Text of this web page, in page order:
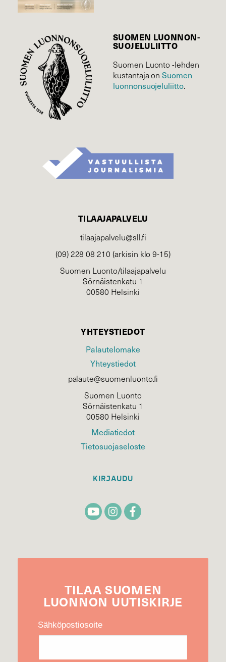
SUOMEN LUONNON­
SUOJELU­LIITTO
Suomen Luonto -lehden
kustantaja onSuomen
luonnonsuojelu­liitto.
TILAAJAPALVELU
tilaajapalvelu@sll.fi
(09) 228 08 210 (arkisin klo 9-15)
Suomen Luonto/tilaajapalvelu
Sörnäistenkatu 1
00580 Helsinki
YHTEYSTIEDOT
Palautelomake
Yhteystiedot
palaute@suomenluonto.fi
Suomen Luonto
Sörnäistenkatu 1
00580 Helsinki
Mediatiedot
Tietosuojaseloste
KIRJAUDU
TILAA SUOMEN
LUONNON UUTIS­KIRJE
Sähköpostiosoite